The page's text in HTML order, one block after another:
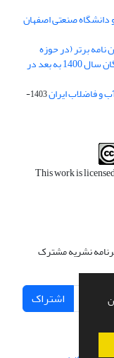
صنعتی اصفهان
برتر (در حوزه
علوم و مهندسی آب و فاضلاب) ویژه دانش آموختگان سال 1400 به بعد در
و فاضلاب ایران
1403-
This work is
نشریه مشترک
اشتراک